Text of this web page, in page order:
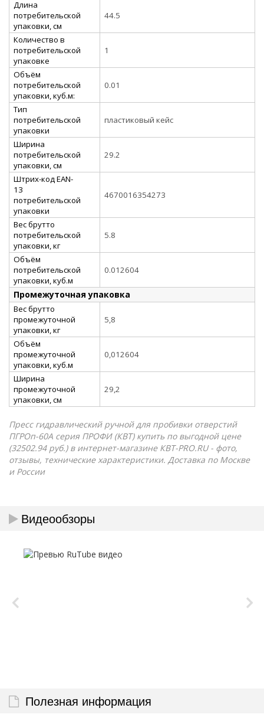
Длина
потребительской
упаковки, см
44.5
Количество в
потребительской
упаковке
1
Объём
потребительской
упаковки, куб.м:
0.01
Тип
потребительской
упаковки
пластиковый кейс
Ширина
потребительской
упаковки, см
29.2
Штрих-код EAN-
13
потребительской
упаковки
4670016354273
Вес брутто
потребительской
упаковки, кг
5.8
Объём
потребительской
упаковки, куб.м
0.012604
Промежуточная упаковка
Вес брутто
промежуточной
упаковки, кг
5,8
Объём
промежуточной
упаковки, куб.м
0,012604
Ширина
промежуточной
упаковки, см
29,2
Пресс гидравлический ручной для пробивки отверстий
ПГРОп-60А серия ПРОФИ (КВТ) купить по выгодной цене
(32502.94 руб.) в интернет-магазине КВТ-PRO.RU - фото,
отзывы, технические характеристики. Доставка по Москве
и России
Видеообзоры
Полезная информация